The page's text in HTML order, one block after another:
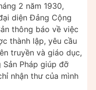
2 năm 1930,
diện Đảng Cộng
thông báo về việc
thành lập, yêu cầu
truyền và giáo dục,
Pháp giúp đỡ
nhận thư của mình